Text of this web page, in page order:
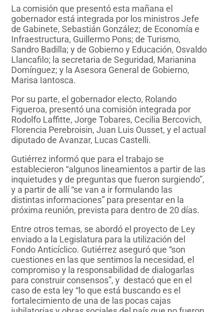
La comisión que presentó esta mañana el
gobernador está integrada por los ministros Jefe
de Gabinete, Sebastián González; de Economía e
Infraestructura, Guillermo Pons; de Turismo,
Sandro Badilla; y de Gobierno y Educación, Osvaldo
Llancafilo; la secretaria de Seguridad, Marianina
Domínguez; y la Asesora General de Gobierno,
Marisa Iantosca.
Por su parte, el gobernador electo, Rolando
Figueroa, presentó una comisión integrada por
Rodolfo Laffitte, Jorge Tobares, Cecilia Bercovich,
Florencia Perebroisin, Juan Luis Ousset, y el actual
diputado de Avanzar, Lucas Castelli.
Gutiérrez informó que para el trabajo se
establecieron “algunos lineamientos a partir de las
inquietudes y de preguntas que fueron surgiendo”,
y a partir de allí “se van a ir formulando las
distintas informaciones” para presentar en la
próxima reunión, prevista para dentro de 20 días.
Entre otros temas, se abordó el proyecto de Ley
enviado a la Legislatura para la utilización del
Fondo Anticíclico. Gutiérrez aseguró que “son
cuestiones en las que sentimos la necesidad, el
compromiso y la responsabilidad de dialogarlas
para construir consensos”, y destacó que en el
caso de esta ley “lo que está buscando es el
fortalecimiento de una de las pocas cajas